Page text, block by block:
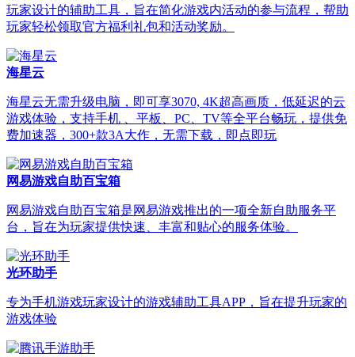
玩家设计的辅助工具，旨在简化游戏内活动的参与流程，帮助
玩家轻松领取官方福利礼包和活动奖励。
海星云
海星云无需升级电脑，即可享3070, 4K超高画质，低延迟的云
游戏体验，支持手机 、平板、PC、TV等全平台畅玩，提供免
费加速器，300+款3A大作，无需下载，即点即玩
网易游戏自助百宝箱
网易游戏自助百宝箱是网易游戏推出的一项全新自助服务平
台，旨在为玩家提供快速、丰富和贴心的服务体验。
光环助手
专为手机游戏玩家设计的游戏辅助工具APP，旨在提升玩家的
游戏体验